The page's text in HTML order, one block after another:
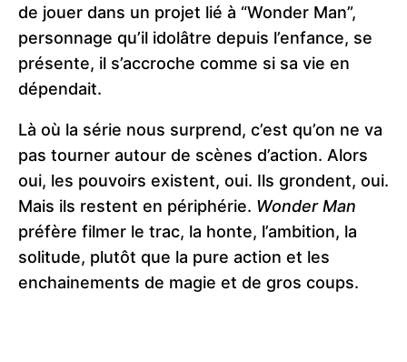
de jouer dans un projet lié à “Wonder Man”,
personnage qu’il idolâtre depuis l’enfance, se
présente, il s’accroche comme si sa vie en
dépendait.
Là où la série nous surprend, c’est qu’on ne va
pas tourner autour de scènes d’action. Alors
oui, les pouvoirs existent, oui. Ils grondent, oui.
Mais ils restent en périphérie. Wonder Man
préfère filmer le trac, la honte, l’ambition, la
solitude, plutôt que la pure action et les
enchainements de magie et de gros coups.